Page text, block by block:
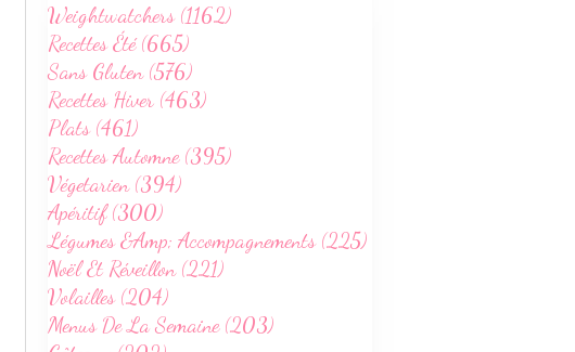
Weightwatchers (1162)
Recettes Été (665)
Sans Gluten (576)
Recettes Hiver (463)
Plats (461)
Recettes Automne (395)
Végetarien (394)
Apéritif (300)
Légumes &Amp; Accompagnements (225)
Noël Et Réveillon (221)
Volailles (204)
Menus De La Semaine (203)